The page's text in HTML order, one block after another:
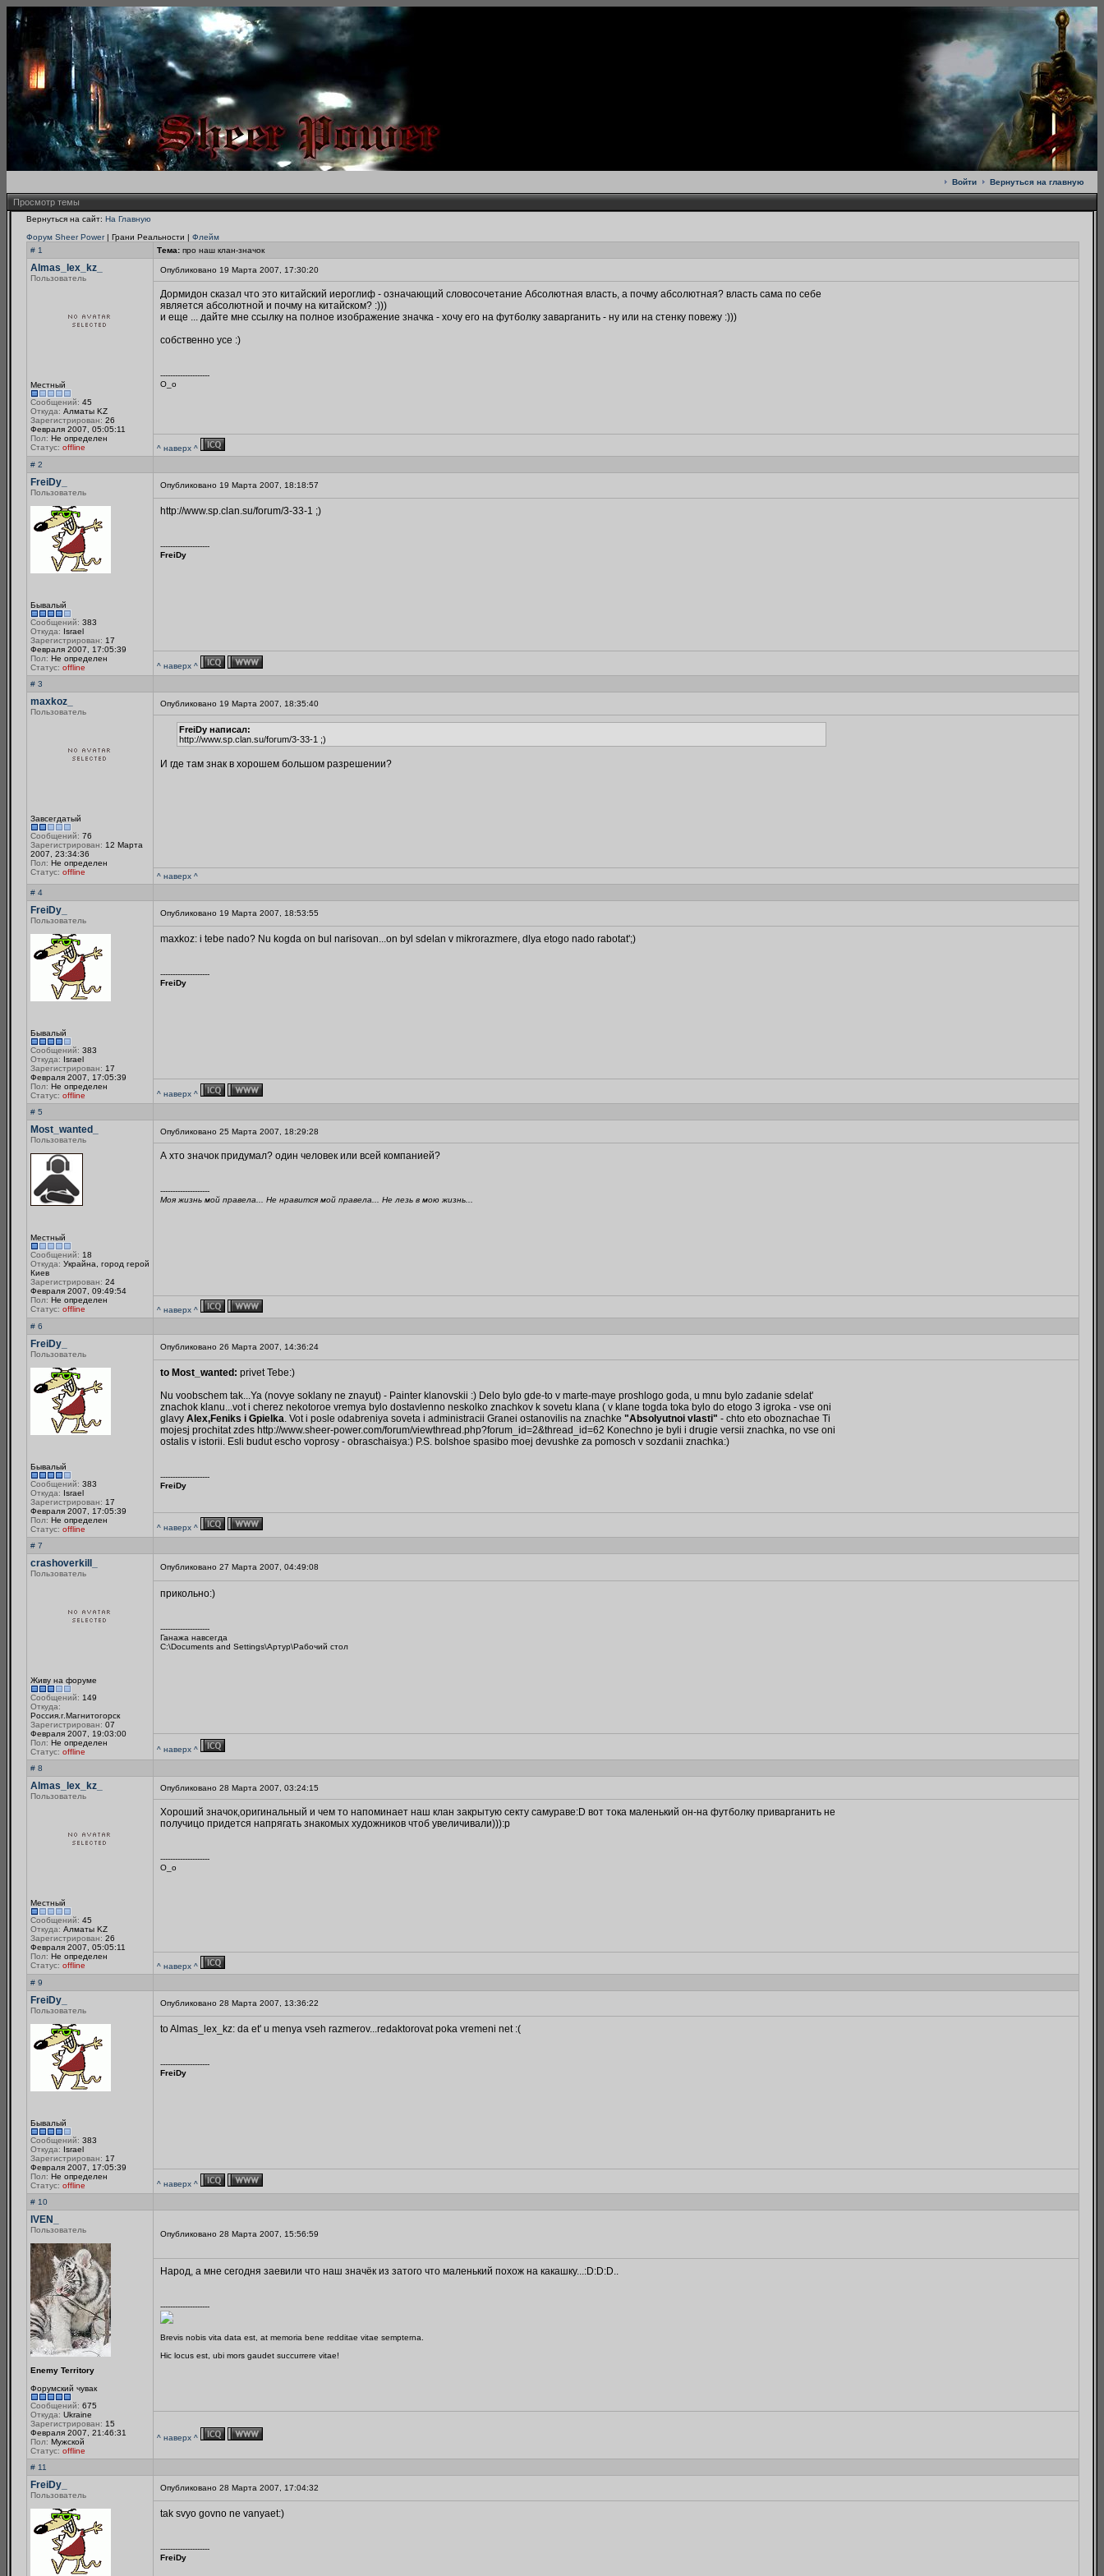
Войти Вернуться на главную
Просмотр темы
Вернуться на сайт: На Главную
Форум Sheer Power| Грани Реальности | Флейм
# 1
Тема: про наш клан-значок
Almas_lex_kz_
Пользователь
Местный
Сообщений: 45
Откуда: Алматы KZ
Зарегистрирован: 26
Февраля 2007, 05:05:11
Пол: Не определен
Статус: offline
Опубликовано 19 Марта 2007, 17:30:20
Дормидон сказал что это китайский иероглиф - означающий словосочетание Абсолютная власть, а почму абсолютная? власть сама по себе
является абсолютной и почму на китайском? :)))
и еще ... дайте мне ссылку на полное изображение значка - хочу его на футболку заварганить - ну или на стенку повежу :)))
собственно усе :)
--------------------
О_о
^ наверх ^
# 2
FreiDy_
Пользователь
Бывалый
Сообщений: 383
Откуда: Israel
Зарегистрирован: 17
Февраля 2007, 17:05:39
Пол: Не определен
Статус: offline
Опубликовано 19 Марта 2007, 18:18:57
http://www.sp.clan.su/forum/3-33-1 ;)
--------------------
FreiDy
^ наверх ^
# 3
maxkoz_
Пользователь
Завсегдатый
Сообщений: 76
Зарегистрирован: 12 Марта
2007, 23:34:36
Пол: Не определен
Статус: offline
Опубликовано 19 Марта 2007, 18:35:40
FreiDy написал:
http://www.sp.clan.su/forum/3-33-1 ;)
И где там знак в хорошем большом разрешении?
^ наверх ^
# 4
FreiDy_
Пользователь
Бывалый
Сообщений: 383
Откуда: Israel
Зарегистрирован: 17
Февраля 2007, 17:05:39
Пол: Не определен
Статус: offline
Опубликовано 19 Марта 2007, 18:53:55
maxkoz: i tebe nado? Nu kogda on bul narisovan...on byl sdelan v mikrorazmere, dlya etogo nado rabotat';)
--------------------
FreiDy
^ наверх ^
# 5
Most_wanted_
Пользователь
Местный
Сообщений: 18
Откуда: Украйна, город герой
Киев
Зарегистрирован: 24
Февраля 2007, 09:49:54
Пол: Не определен
Статус: offline
Опубликовано 25 Марта 2007, 18:29:28
А хто значок придумал? один человек или всей компанией?
--------------------
Моя жизнь мой правела... Не нравится мой правела... Не лезь в мою жизнь...
^ наверх ^
# 6
FreiDy_
Пользователь
Бывалый
Сообщений: 383
Откуда: Israel
Зарегистрирован: 17
Февраля 2007, 17:05:39
Пол: Не определен
Статус: offline
Опубликовано 26 Марта 2007, 14:36:24
to Most_wanted: privet Tebe:)
Nu voobschem tak...Ya (novye soklany ne znayut) - Painter klanovskii :) Delo bylo gde-to v marte-maye proshlogo goda, u mnu bylo zadanie sdelat'
znachok klanu...vot i cherez nekotoroe vremya bylo dostavlenno neskolko znachkov k sovetu klana ( v klane togda toka bylo do etogo 3 igroka - vse oni
glavy Alex,Feniks i Gpielka. Vot i posle odabreniya soveta i administracii Granei ostanovilis na znachke "Absolyutnoi vlasti" - chto eto oboznachae Ti
mojesj prochitat zdes http://www.sheer-power.com/forum/viewthread.php?forum_id=2&thread_id=62 Konechno je byli i drugie versii znachka, no vse oni
ostalis v istorii. Esli budut escho voprosy - obraschaisya:) P.S. bolshoe spasibo moej devushke za pomosch v sozdanii znachka:)
--------------------
FreiDy
^ наверх ^
# 7
crashoverkill_
Пользователь
Живу на форуме
Сообщений: 149
Откуда:
Россия.г.Магнитогорск
Зарегистрирован: 07
Февраля 2007, 19:03:00
Пол: Не определен
Статус: offline
Опубликовано 27 Марта 2007, 04:49:08
прикольно:)
--------------------
Ганажа навсегда
C:\Documents and Settings\Артур\Рабочий стол
^ наверх ^
# 8
Almas_lex_kz_
Пользователь
Местный
Сообщений: 45
Откуда: Алматы KZ
Зарегистрирован: 26
Февраля 2007, 05:05:11
Пол: Не определен
Статус: offline
Опубликовано 28 Марта 2007, 03:24:15
Хороший значок,оригинальный и чем то напоминает наш клан закрытую секту самураве:D вот тока маленький он-на футболку приварганить не
получицо придется напрягать знакомых художников чтоб увеличивали))):p
--------------------
О_о
^ наверх ^
# 9
FreiDy_
Пользователь
Бывалый
Сообщений: 383
Откуда: Israel
Зарегистрирован: 17
Февраля 2007, 17:05:39
Пол: Не определен
Статус: offline
Опубликовано 28 Марта 2007, 13:36:22
to Almas_lex_kz: da et' u menya vseh razmerov...redaktorovat poka vremeni net :(
--------------------
FreiDy
^ наверх ^
# 10
IVEN_
Пользователь
Enemy Territory
Форумский чувак
Сообщений: 675
Откуда: Ukraine
Зарегистрирован: 15
Февраля 2007, 21:46:31
Пол: Мужской
Статус: offline
Опубликовано 28 Марта 2007, 15:56:59
Народ, а мне сегодня заевили что наш значёк из затого что маленький похож на какашку...:D:D:D..
--------------------
Brevis nobis vita data est, at memoria bene redditae vitae sempterna.
Hic locus est, ubi mors gaudet succurrere vitae!
^ наверх ^
# 11
FreiDy_
Пользователь
Опубликовано 28 Марта 2007, 17:04:32
tak svyo govno ne vanyaet:)
--------------------
FreiDy